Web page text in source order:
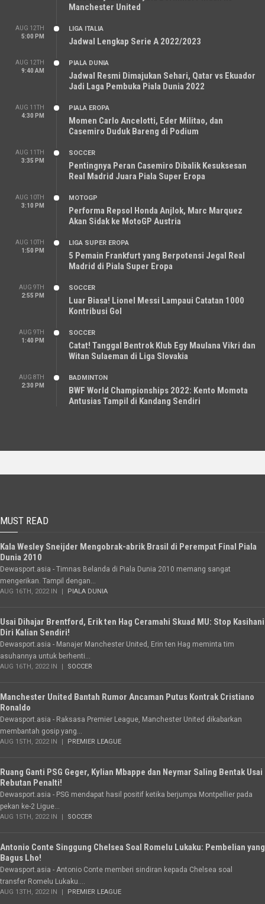
Manchester United
AUG 12TH
5:00 PM
LIGA ITALIA
Jadwal Lengkap Serie A 2022/2023
AUG 12TH
9:40 AM
PIALA DUNIA
Jadwal Resmi Dimajukan Sehari, Qatar vs Ekuador
Jadi Laga Pembuka Piala Dunia 2022
AUG 11TH
4:30 PM
PIALA EROPA
Momen Carlo Ancelotti, Eder Militao, dan
Casemiro Duduk Bareng di Podium
AUG 11TH
3:35 PM
SOCCER
Pentingnya Peran Casemiro Dibalik Kesuksesan
Real Madrid Juara Piala Super Eropa
AUG 10TH
3:10 PM
MOTOGP
Performa Repsol Honda Anjlok, Marc Marquez
Akan Sidak ke MotoGP Austria
AUG 10TH
1:50 PM
LIGA SUPER EROPA
5 Pemain Frankfurt yang Berpotensi Jegal Real
Madrid di Piala Super Eropa
AUG 9TH
2:55 PM
SOCCER
Luar Biasa! Lionel Messi Lampaui Catatan 1000
Kontribusi Gol
AUG 9TH
1:40 PM
SOCCER
Catat! Tanggal Bentrok Klub Egy Maulana Vikri dan
Witan Sulaeman di Liga Slovakia
AUG 8TH
2:30 PM
BADMINTON
BWF World Championships 2022: Kento Momota
Antusias Tampil di Kandang Sendiri
MUST READ
Kala Wesley Sneijder Mengobrak-abrik Brasil di Perempat Final Piala
Dunia 2010
Dewasport.asia - Timnas Belanda di Piala Dunia 2010 memang sangat
mengerikan. Tampil dengan...
AUG 16TH, 2022 IN PIALA DUNIA
Usai Dihajar Brentford, Erik ten Hag Ceramahi Skuad MU: Stop Kasihani
Diri Kalian Sendiri!
Dewasport.asia - Manajer Manchester United, Erin ten Hag meminta tim
asuhannya untuk berhenti...
AUG 16TH, 2022 IN SOCCER
Manchester United Bantah Rumor Ancaman Putus Kontrak Cristiano
Ronaldo
Dewasport.asia - Raksasa Premier League, Manchester United dikabarkan
membantah gosip yang...
AUG 15TH, 2022 IN PREMIER LEAGUE
Ruang Ganti PSG Geger, Kylian Mbappe dan Neymar Saling Bentak Usai
Rebutan Penalti!
Dewasport.asia - PSG mendapat hasil positif ketika berjumpa Montpellier pada
pekan ke-2 Ligue...
AUG 15TH, 2022 IN SOCCER
Antonio Conte Singgung Chelsea Soal Romelu Lukaku: Pembelian yang
Bagus Lho!
Dewasport.asia - Antonio Conte memberi sindiran kepada Chelsea soal
transfer Romelu Lukaku....
AUG 13TH, 2022 IN PREMIER LEAGUE